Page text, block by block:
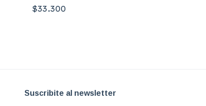
$33.300
Suscribite al newsletter